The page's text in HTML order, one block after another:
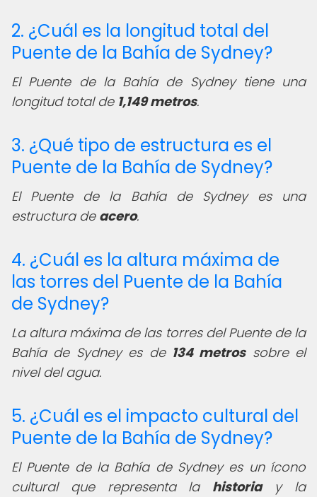
2. ¿Cuál es la longitud total del
Puente de la Bahía de Sydney?
El Puente de la Bahía de Sydney tiene una
longitud total de 1,149 metros.
3. ¿Qué tipo de estructura es el
Puente de la Bahía de Sydney?
El Puente de la Bahía de Sydney es una
estructura de acero.
4. ¿Cuál es la altura máxima de
las torres del Puente de la Bahía
de Sydney?
La altura máxima de las torres del Puente de la
Bahía de Sydney es de 134 metrossobre el
nivel del agua.
5. ¿Cuál es el impacto cultural del
Puente de la Bahía de Sydney?
El Puente de la Bahía de Sydney es un ícono
cultural que representa la historiay la